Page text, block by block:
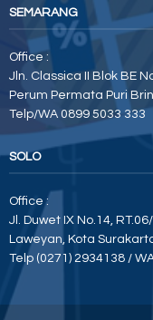
SEMARANG
Office :
Jln. Classica II Blok BE
Perum Permata Puri
Telp/WA 0899 5033 333
SOLO
Office :
Jl. Duwet IX No.14,
Laweyan, Kota
Telp (0271) 2934138 /